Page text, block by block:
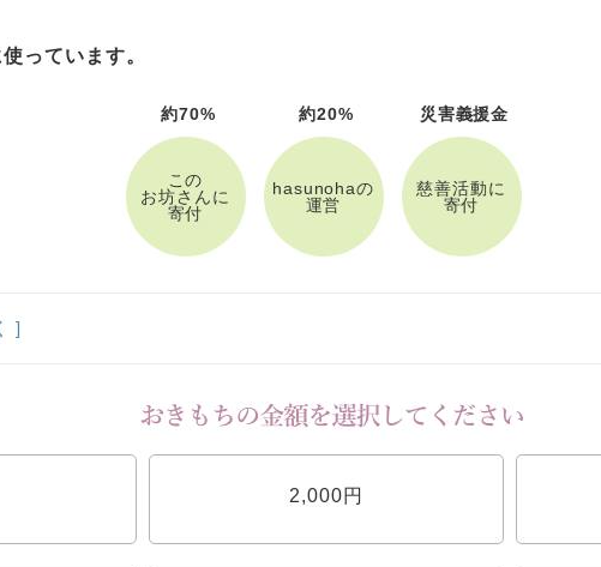
っています。
約70%
この
お坊さんに
寄付
約20%
hasunohaの
運営
災害義援金
慈善活動に
寄付
]
2,000円